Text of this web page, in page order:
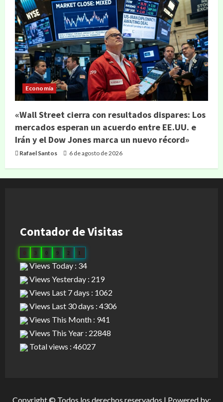
Economía
«Wall Street cierra con resultados dispares: Los
mercados esperan un acuerdo entre EE.UU. e
Irán y el Dow Jones marca un nuevo récord»
Rafael Santos 6 de agosto de 2026
Contador de Visitas
0 9 2 1
Views Today : 34
Views Yesterday : 219
Views Last 7 days : 1062
Views Last 30 days : 4306
Views This Month : 941
Views This Year : 22848
Total views : 46027
Copyright © Todos los derechos reservados | Powered by: